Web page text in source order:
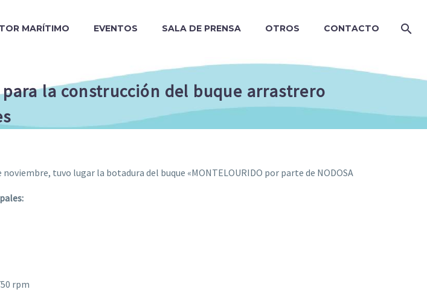
MARÍTIMO EVENTOS SALA DE PRENSA OTROS CONTACTO
para la construcción del buque arrastrero
tuvo lugar la botadura del buque «MONTELOURIDO por parte de NODOSA
rpm